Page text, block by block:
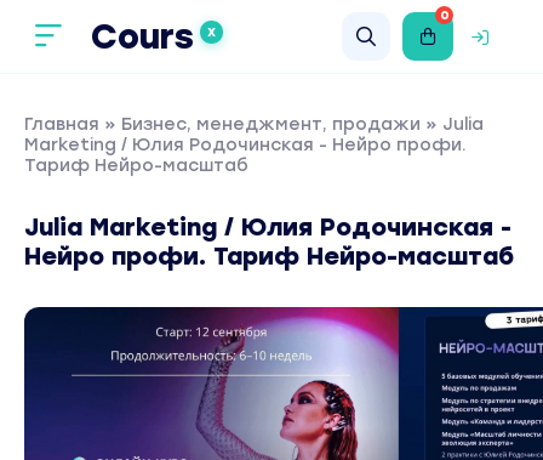
Cours X
0
Главная » Бизнес, менеджмент, продажи » Julia
Marketing / Юлия Родочинская - Нейро профи.
Тариф Нейро-масштаб
Julia Marketing / Юлия Родочинская -
Нейро профи. Тариф Нейро-масштаб